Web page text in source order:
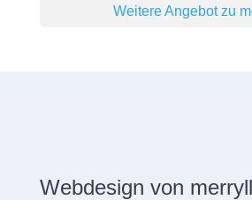
Weitere Angebot zu
Webdesign von merryll